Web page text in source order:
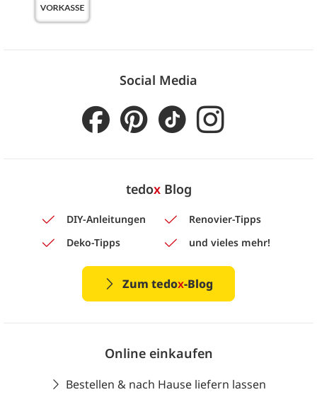
Social Media
tedoxBlog
DIY-Anleitungen
Renovier-Tipps
Deko-Tipps
und vieles mehr!
Zum tedox-Blog
Online einkaufen
Bestellen & nach Hause liefern lassen